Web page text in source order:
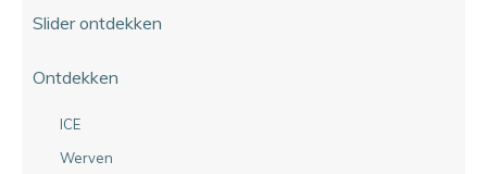
Slider ontdekken
Ontdekken
ICE
Werven